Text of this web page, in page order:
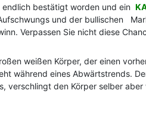
bestätigt worden und ein
und der bullischen
Verpassen Sie nicht diese
weißen Körper, der einen
während eines Abwärtstrends.
verschlingt den Körper selber